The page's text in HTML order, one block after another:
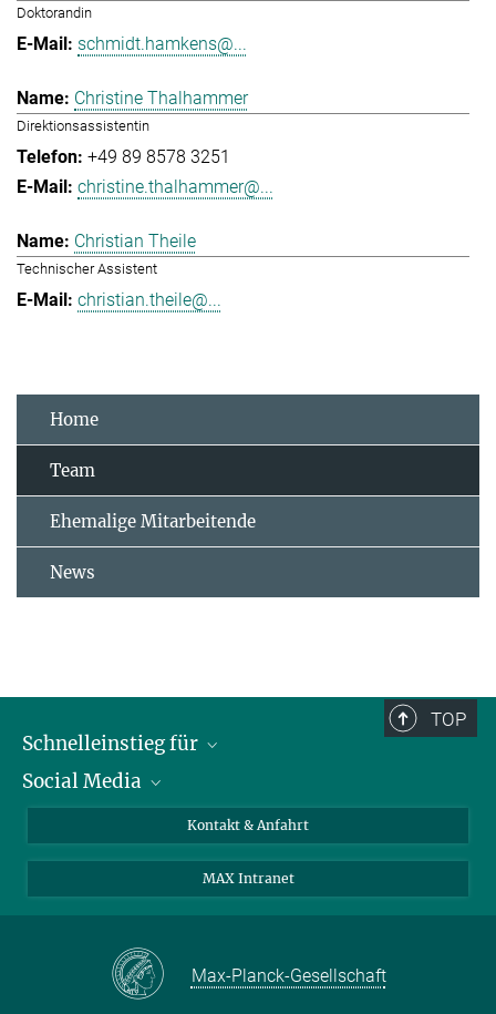
Doktorandin
schmidt.hamkens@...
Christine Thalhammer
Direktionsassistentin
+49 89 8578 3251
christine.thalhammer@...
Christian Theile
Technischer Assistent
christian.theile@...
Home
Team
Ehemalige Mitarbeitende
News
TOP
Schnelleinstieg für
Journalist*innen
Bewerbende
Schüler*innen und Lehrkräfte
Social Media
Instagram
LinkedIn
Facebook
Kontakt & Anfahrt
MAX Intranet
Max-Planck-Gesellschaft